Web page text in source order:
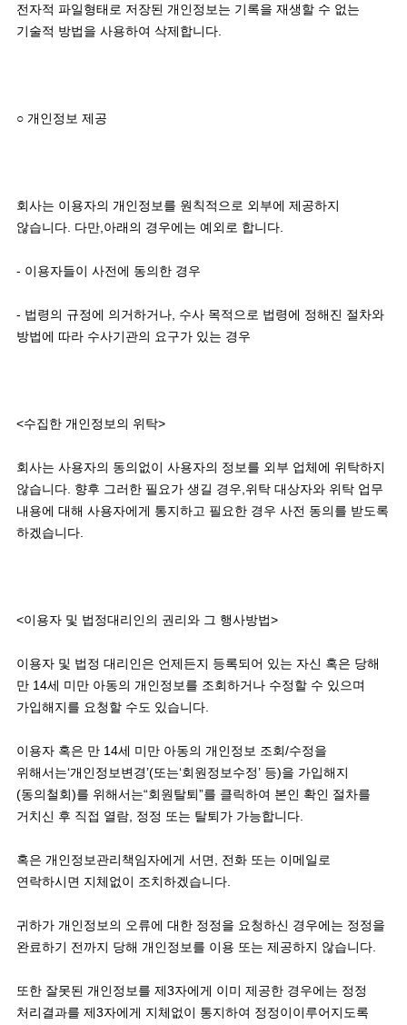
전자적 파일형태로 저장된 개인정보는 기록을 재생할 수 없는
기술적 방법을 사용하여 삭제합니다.
○ 개인정보 제공
회사는 이용자의 개인정보를 원칙적으로 외부에 제공하지
않습니다. 다만,아래의 경우에는 예외로 합니다.
- 이용자들이 사전에 동의한 경우
- 법령의 규정에 의거하거나, 수사 목적으로 법령에 정해진 절차와
방법에 따라 수사기관의 요구가 있는 경우
<수집한 개인정보의 위탁>
회사는 사용자의 동의없이 사용자의 정보를 외부 업체에 위탁하지
않습니다. 향후 그러한 필요가 생길 경우,위탁 대상자와 위탁 업무
내용에 대해 사용자에게 통지하고 필요한 경우 사전 동의를 받도록
하겠습니다.
<이용자 및 법정대리인의 권리와 그 행사방법>
이용자 및 법정 대리인은 언제든지 등록되어 있는 자신 혹은 당해
만 14세 미만 아동의 개인정보를 조회하거나 수정할 수 있으며
가입해지를 요청할 수도 있습니다.
이용자 혹은 만 14세 미만 아동의 개인정보 조회/수정을
위해서는‘개인정보변경’(또는‘회원정보수정’ 등)을 가입해지
(동의철회)를 위해서는“회원탈퇴”를 클릭하여 본인 확인 절차를
거치신 후 직접 열람, 정정 또는 탈퇴가 가능합니다.
혹은 개인정보관리책임자에게 서면, 전화 또는 이메일로
연락하시면 지체없이 조치하겠습니다.
귀하가 개인정보의 오류에 대한 정정을 요청하신 경우에는 정정을
완료하기 전까지 당해 개인정보를 이용 또는 제공하지 않습니다.
또한 잘못된 개인정보를 제3자에게 이미 제공한 경우에는 정정
처리결과를 제3자에게 지체없이 통지하여 정정이이루어지도록